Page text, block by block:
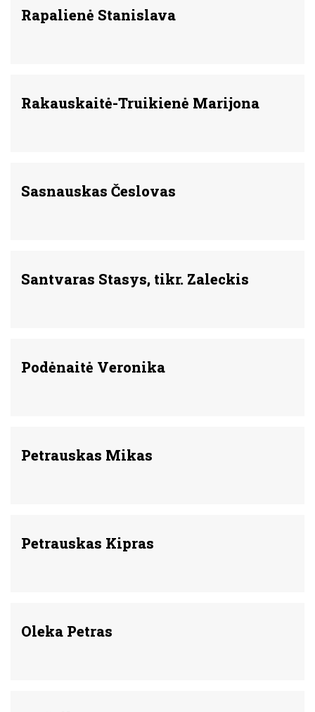
Rapalienė Stanislava
Rakauskaitė-Truikienė Marijona
Sasnauskas Česlovas
Santvaras Stasys, tikr. Zaleckis
Podėnaitė Veronika
Petrauskas Mikas
Petrauskas Kipras
Oleka Petras